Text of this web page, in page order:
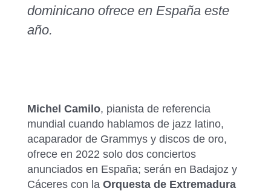
dominicano ofrece en España este
año.
Michel Camilo, pianista de referencia
mundial cuando hablamos de jazz latino,
acaparador de Grammys y discos de oro,
ofrece en 2022 solo dos conciertos
anunciados en España; serán en Badajoz y
Cáceres con la Orquesta de Extremadura